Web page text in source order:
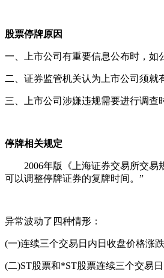
股票停牌原因
一、上市公司有重要信息公布时，如
二、证券监管机关认为上市公司须就
三、上市公司涉嫌违规需要进行调查
停牌相关规定
2006年版《上海证券交易所交易规
可以调整停牌证券的复牌时间。”
异常波动了四种情形：
(一)连续三个交易日内日收盘价格涨
(二)ST股票和*ST股票连续三个交易